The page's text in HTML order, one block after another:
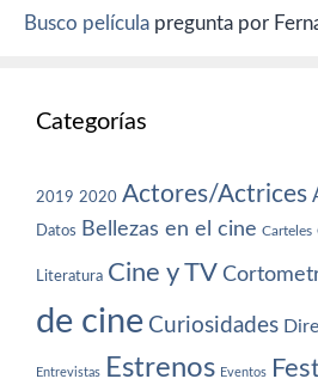
Busco película pregunta por
Categorías
2019 2020 Actores/Actrices
Datos Bellezas en el cine Carteles
Literatura Cine y TV
de cine Curiosidades
Entrevistas Estrenos Eventos